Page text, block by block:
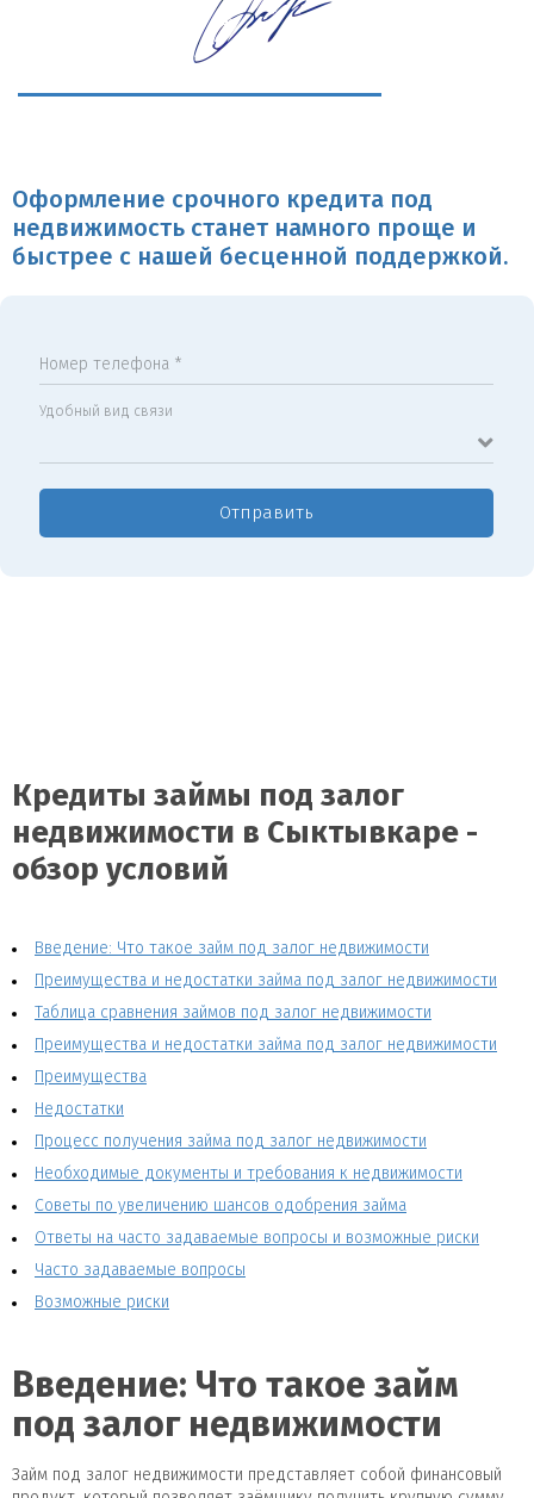
Оформление срочного кредита под
недвижимость станет намного проще и
быстрее с нашей бесценной поддержкой.
Номер телефона *
Удобный вид связи
Отправить
Кредиты займы под залог
недвижимости в Сыктывкаре -
обзор условий
Введение: Что такое займ под залог недвижимости
Преимущества и недостатки займа под залог недвижимости
Таблица сравнения займов под залог недвижимости
Преимущества и недостатки займа под залог недвижимости
Преимущества
Недостатки
Процесс получения займа под залог недвижимости
Необходимые документы и требования к недвижимости
Советы по увеличению шансов одобрения займа
Ответы на часто задаваемые вопросы и возможные риски
Часто задаваемые вопросы
Возможные риски
Введение: Что такое займ
под залог недвижимости
Займ под залог недвижимости представляет собой финансовый